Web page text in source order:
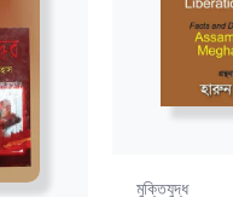
মুক্তিযুদ্ধ